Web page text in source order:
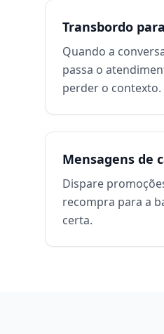
Transbordo
Quando a
passa o
perder o contexto.
Mensagens de
Dispare
recompra para a
certa.